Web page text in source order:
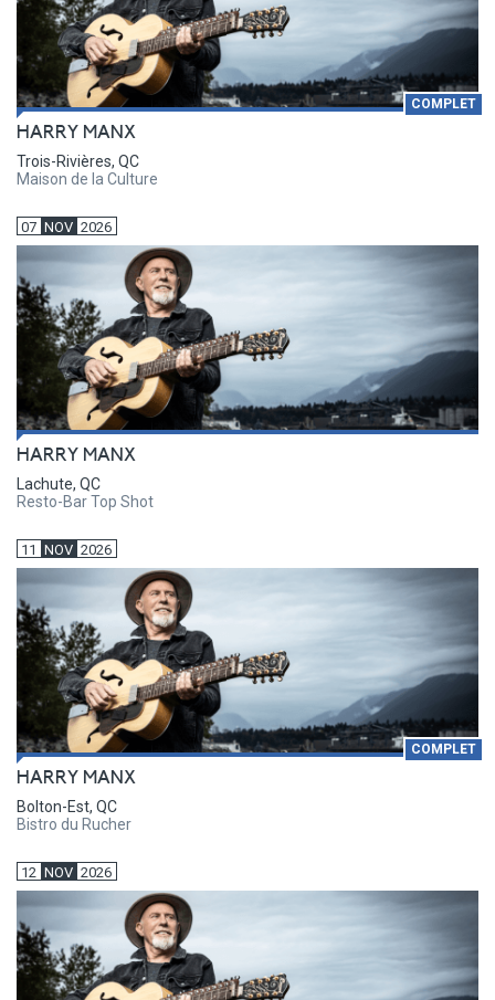
COMPLET
HARRY MANX
Trois-Rivières, QC
Maison de la Culture
07 NOV 2026
HARRY MANX
Lachute, QC
Resto-Bar Top Shot
11 NOV 2026
COMPLET
HARRY MANX
Bolton-Est, QC
Bistro du Rucher
12 NOV 2026